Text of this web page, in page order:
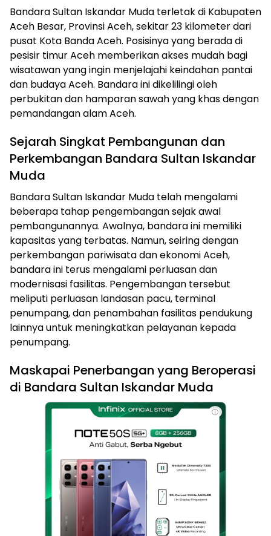
Bandara Sultan Iskandar Muda terletak di Kabupaten
Aceh Besar, Provinsi Aceh, sekitar 23 kilometer dari
pusat Kota Banda Aceh. Posisinya yang berada di
pesisir timur Aceh memberikan akses mudah bagi
wisatawan yang ingin menjelajahi keindahan pantai
dan budaya Aceh. Bandara ini dikelilingi oleh
perbukitan dan hamparan sawah yang khas dengan
pemandangan alam Aceh.
Sejarah Singkat Pembangunan dan
Perkembangan Bandara Sultan Iskandar
Muda
Bandara Sultan Iskandar Muda telah mengalami
beberapa tahap pengembangan sejak awal
pembangunannya. Awalnya, bandara ini memiliki
kapasitas yang terbatas. Namun, seiring dengan
perkembangan pariwisata dan ekonomi Aceh,
bandara ini terus mengalami perluasan dan
modernisasi fasilitas. Pengembangan tersebut
meliputi perluasan landasan pacu, terminal
penumpang, dan penambahan fasilitas pendukung
lainnya untuk meningkatkan pelayanan kepada
penumpang.
Maskapai Penerbangan yang Beroperasi
di Bandara Sultan Iskandar Muda
ⓘ